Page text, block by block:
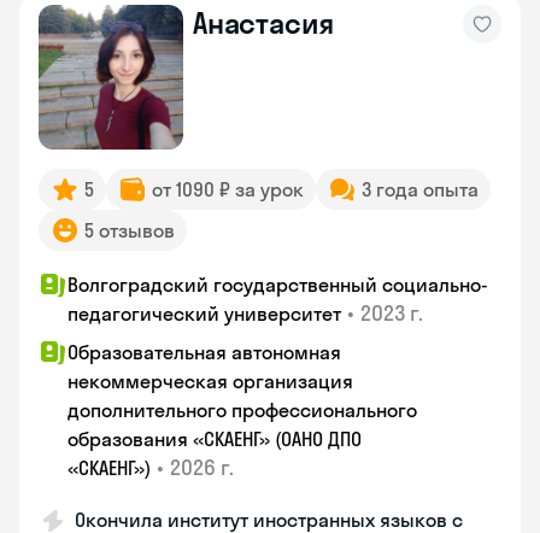
Анастасия
5 от 1090 ₽ за урок
3 года опыта
5 отзывов
Волгоградский государственный социально-
педагогический университет • 2023 г.
Образовательная автономная
некоммерческая организация
дополнительного профессионального
образования «СКАЕНГ» (ОАНО ДПО
«СКАЕНГ») • 2026 г.
Окончила институт иностранных языков с